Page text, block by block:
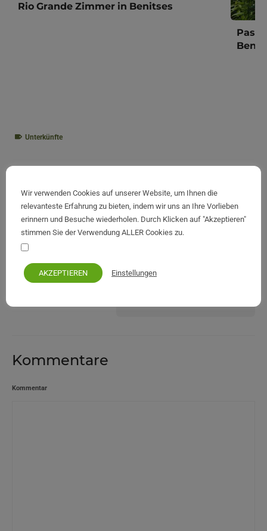
Rio Grande Zimmer in Benitses
Unterkünfte
Die Esplanade Platz und Liston in Korfu
Kommentare
Kommentar
Wir verwenden Cookies auf unserer Website, um Ihnen die
relevanteste Erfahrung zu bieten, indem wir uns an Ihre Vorlieben
erinnern und Besuche wiederholen. Durch Klicken auf "Akzeptieren"
stimmen Sie der Verwendung ALLER Cookies zu.
AKZEPTIEREN Einstellungen